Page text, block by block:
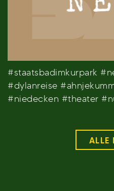
#staatsbadimkurpark
#dylanreise
#niedecken #theater
ALLE